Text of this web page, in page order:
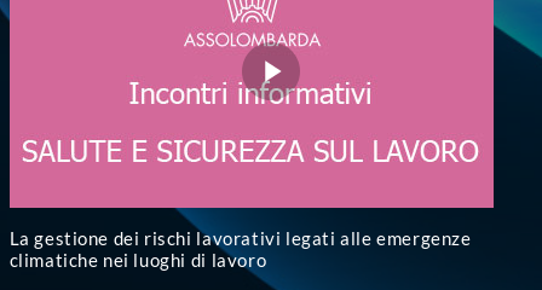
La gestione dei rischi lavorativi legati alle emergenze
climatiche nei luoghi di lavoro